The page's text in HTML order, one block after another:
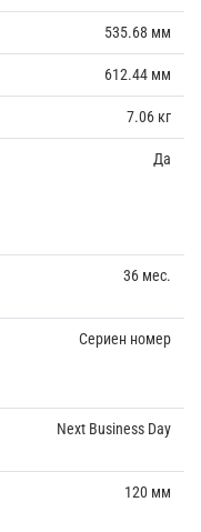
535.68 мм
612.44 мм
7.06 кг
Да
36 мес.
Сериен номер
Next Business Day
120 мм